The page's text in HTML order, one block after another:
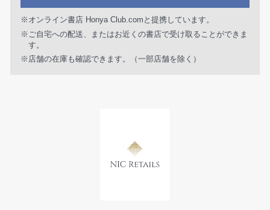
※オンライン書店 Honya Club.comと提携しています。
※ご自宅への配送、またはお近くの書店で受け取ることができま
す。
※店舗の在庫も確認できます。（一部店舗を除く）